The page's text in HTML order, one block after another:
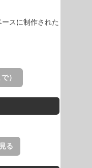
スに制作された
版
ッチで再現した
置系のシミュレ
）
る